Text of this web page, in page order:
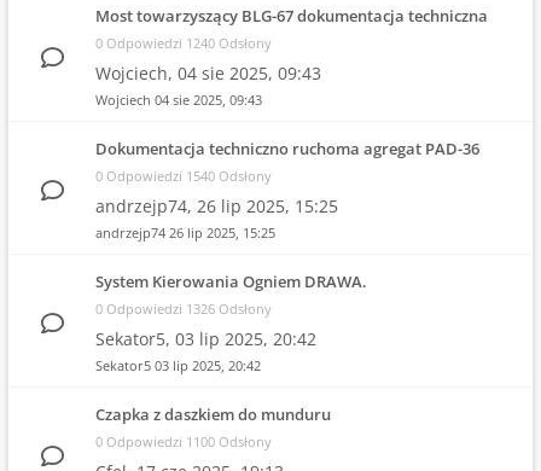
Most towarzyszący BLG-67 dokumentacja techniczna
0 Odpowiedzi 1240 Odsłony
Wojciech, 04 sie 2025, 09:43
Wojciech 04 sie 2025, 09:43
Dokumentacja techniczno ruchoma agregat PAD-36
0 Odpowiedzi 1540 Odsłony
andrzejp74, 26 lip 2025, 15:25
andrzejp74 26 lip 2025, 15:25
System Kierowania Ogniem DRAWA.
0 Odpowiedzi 1326 Odsłony
Sekator5, 03 lip 2025, 20:42
Sekator5 03 lip 2025, 20:42
Czapka z daszkiem do munduru
0 Odpowiedzi 1100 Odsłony